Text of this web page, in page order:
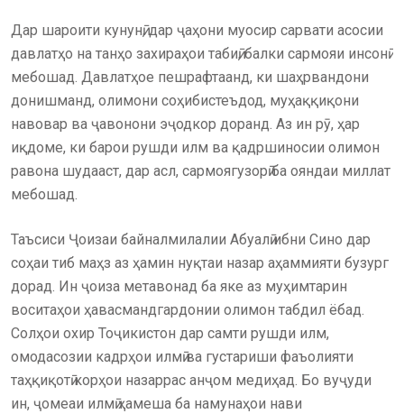
Дар шароити кунунӣ, дар ҷаҳони муосир сарвати асосии
давлатҳо на танҳо захираҳои табиӣ, балки сармояи инсонӣ
мебошад. Давлатҳое пешрафтаанд, ки шаҳрвандони
донишманд, олимони соҳибистеъдод, муҳаққиқони
навовар ва ҷавонони эҷодкор доранд. Аз ин рӯ, ҳар
иқдоме, ки барои рушди илм ва қадршиносии олимон
равона шудааст, дар асл, сармоягузорӣ ба ояндаи миллат
мебошад.
Таъсиси Ҷоизаи байналмилалии Абуалӣ ибни Сино дар
соҳаи тиб маҳз аз ҳамин нуқтаи назар аҳаммияти бузург
дорад. Ин ҷоиза метавонад ба яке аз муҳимтарин
воситаҳои ҳавасмандгардонии олимон табдил ёбад.
Солҳои охир Тоҷикистон дар самти рушди илм,
омодасозии кадрҳои илмӣ ва густариши фаъолияти
таҳқиқотӣ корҳои назаррас анҷом медиҳад. Бо вуҷуди
ин, ҷомеаи илмӣ ҳамеша ба намунаҳои нави